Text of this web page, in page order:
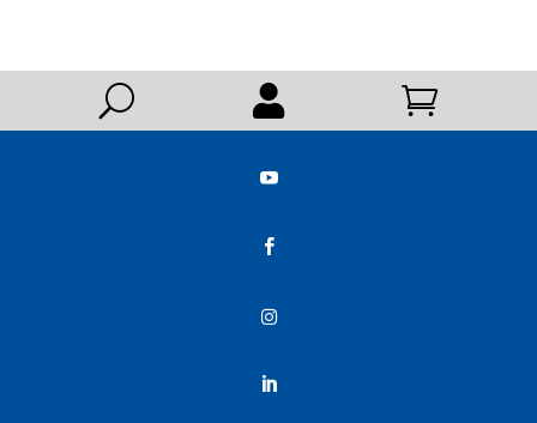
U  



